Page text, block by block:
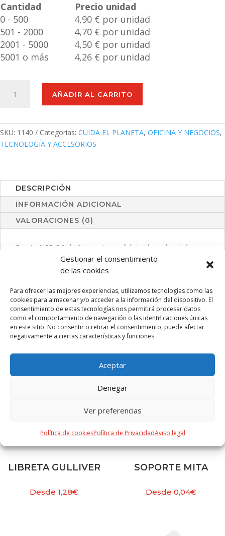
Gestionar el consentimiento
de las cookies
Para ofrecer las mejores experiencias, utilizamos tecnologías como las
cookies para almacenar y/o acceder a la información del dispositivo. El
consentimiento de estas tecnologías nos permitirá procesar datos
como el comportamiento de navegación o las identificaciones únicas
en este sitio. No consentir o retirar el consentimiento, puede afectar
negativamente a ciertas características y funciones.
Aceptar
Denegar
Ver preferencias
Política de cookiesPolítica de PrivacidadAviso legal
Cantidad
Precio unidad
0 - 500
4,90 € por unidad
501 - 2000
4,70 € por unidad
2001 - 5000
4,50 € por unidad
5001 o más
4,26 € por unidad
AÑADIR AL CARRITO
SKU: 1140 Categorías: CUIDA EL PLANETA, OFICINA Y NEGOCIOS,
TECNOLOGÍA Y ACCESORIOS
DESCRIPCIÓN
INFORMACIÓN ADICIONAL
VALORACIONES (0)
Puerto USB 2.0 de línea nature y fabricado en bambú.
Incluye 1 puerto Tipo C y 2 puertos USB. Presentado en
atractiva caja de diseño eco.
PRODUCTOS RELACIONADOS
LIBRETA GULLIVER
Desde1,28€
SOPORTE MITA
Desde 0,04€